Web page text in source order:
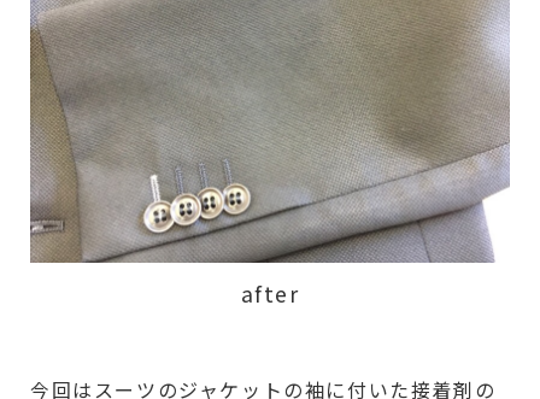
after
今回はスーツのジャケットの袖に付いた接着剤の